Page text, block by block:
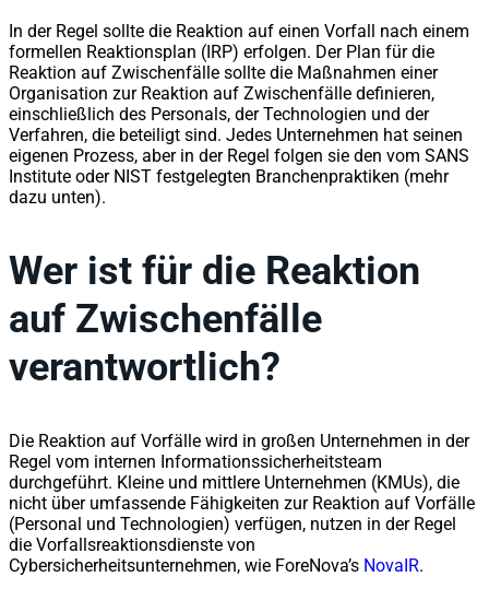
In der Regel sollte die Reaktion auf einen Vorfall nach einem
formellen Reaktionsplan (IRP) erfolgen. Der Plan für die
Reaktion auf Zwischenfälle sollte die Maßnahmen einer
Organisation zur Reaktion auf Zwischenfälle definieren,
einschließlich des Personals, der Technologien und der
Verfahren, die beteiligt sind. Jedes Unternehmen hat seinen
eigenen Prozess, aber in der Regel folgen sie den vom SANS
Institute oder NIST festgelegten Branchenpraktiken (mehr
dazu unten).
Wer ist für die Reaktion
auf Zwischenfälle
verantwortlich?
Die Reaktion auf Vorfälle wird in großen Unternehmen in der
Regel vom internen Informationssicherheitsteam
durchgeführt. Kleine und mittlere Unternehmen (KMUs), die
nicht über umfassende Fähigkeiten zur Reaktion auf Vorfälle
(Personal und Technologien) verfügen, nutzen in der Regel
die Vorfallsreaktionsdienste von
Cybersicherheitsunternehmen, wie ForeNova’s NovaIR.